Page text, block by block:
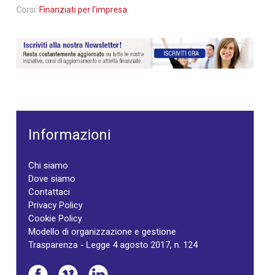
Corsi: Finanziati per l'impresa
Informazioni
Chi siamo
Dove siamo
Contattaci
Privacy Policy
Cookie Policy
Modello di organizzazione e gestione
Trasparenza - Legge 4 agosto 2017, n. 124